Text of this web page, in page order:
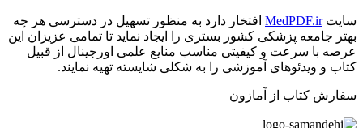
سایتMedPDF.ir افتخار دارد به منظور تسهیل در دسترسی هر چه
بهتر جامعه پزشکی کشور بستری را ایجاد نماید تا تمامی عزیزان این
عرصه با سرعت و کیفیتی مناسب منایع علمی اورجینال از قبیل
کتاب و ویدئوهای آموزشی را به شکلی شایسته تهیه نمایند.
سفارش کتاب از آمازون